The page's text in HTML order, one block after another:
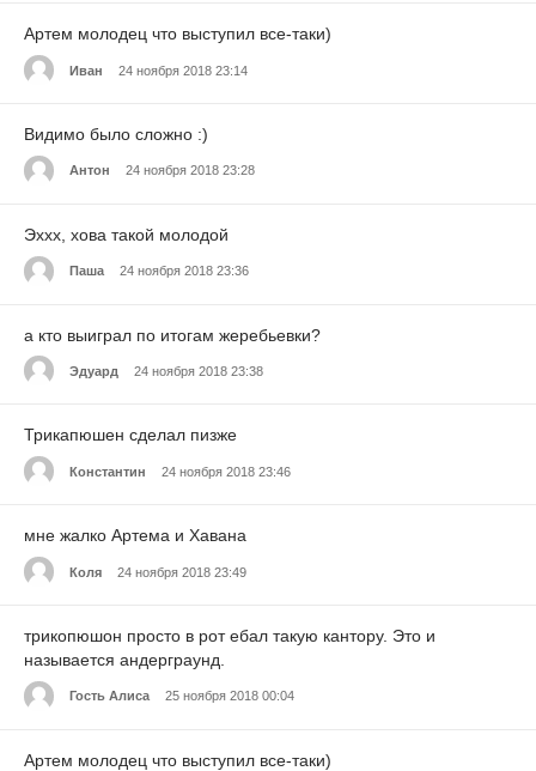
Артем молодец что выступил все-таки)
Иван 24 ноября 2018 23:14
Видимо было сложно :)
Антон 24 ноября 2018 23:28
Эххх, хова такой молодой
Паша 24 ноября 2018 23:36
а кто выиграл по итогам жеребьевки?
Эдуард 24 ноября 2018 23:38
Трикапюшен сделал пизже
Константин 24 ноября 2018 23:46
мне жалко Артема и Хавана
Коля 24 ноября 2018 23:49
трикопюшон просто в рот ебал такую кантору. Это и
называется андерграунд.
Гость Алиса 25 ноября 2018 00:04
Артем молодец что выступил все-таки)